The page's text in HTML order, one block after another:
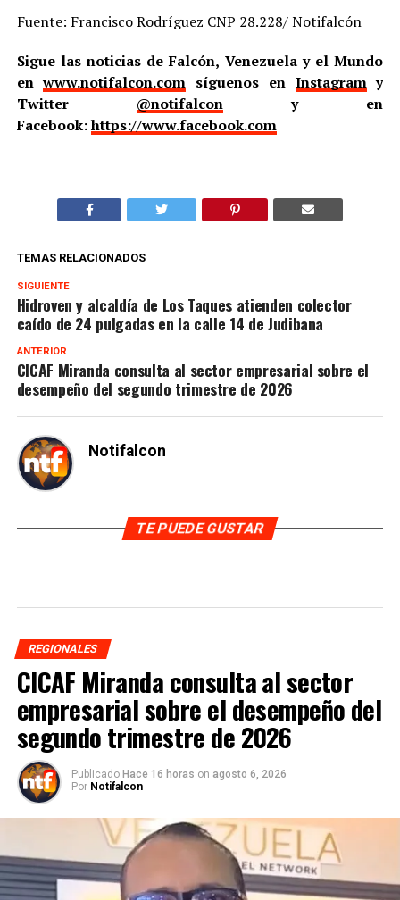
Fuente: Francisco Rodríguez CNP 28.228/ Notifalcón
Sigue las noticias de Falcón, Venezuela y el Mundo
enwww.notifalcon.com síguenos en Instagramy
Twitter @notifalcony en
Facebook:https://www.facebook.com
TEMAS RELACIONADOS
SIGUIENTE
Hidroven y alcaldía de Los Taques atienden colector
caído de 24 pulgadas en la calle 14 de Judibana
ANTERIOR
CICAF Miranda consulta al sector empresarial sobre el
desempeño del segundo trimestre de 2026
Notifalcon
TE PUEDE GUSTAR
REGIONALES
CICAF Miranda consulta al sector
empresarial sobre el desempeño del
segundo trimestre de 2026
Publicado Hace 16 horas on agosto 6, 2026
Por Notifalcon